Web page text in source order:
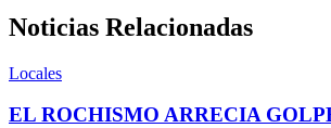
Noticias Relacionadas
Locales
EL ROCHISMO ARRECIA